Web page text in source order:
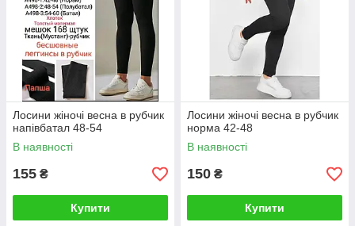
Лосини жіночі весна в рубчик
напівбатал 48-54
В наявності
155 ₴
Купити
Лосини жіночі весна в рубчик
норма 42-48
В наявності
150 ₴
Купити